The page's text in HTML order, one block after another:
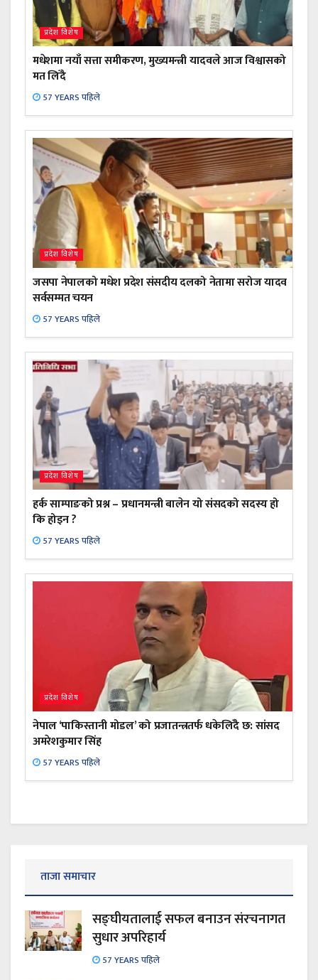
प्रदेश विशेष
मधेशमा नयाँ सत्ता समीकरण, मुख्यमन्त्री यादवले आज विश्वासको
मत लिँदै
57 YEARS पहिले
प्रदेश विशेष
जसपा नेपालको मधेश प्रदेश संसदीय दलको नेतामा सरोज यादव
सर्वसम्मत चयन
57 YEARS पहिले
प्रदेश विशेष
हर्क साम्पाङको प्रश्न – प्रधानमन्त्री बालेन यो संसदको सदस्य हो
कि होइन ?
57 YEARS पहिले
प्रदेश विशेष
नेपाल ‘पाकिस्तानी मोडल’ को प्रजातन्त्रतर्फ धकेलिँदै छ: सांसद
अमरेशकुमार सिंह
57 YEARS पहिले
ताजा समाचार
सङ्घीयतालाई सफल बनाउन संरचनागत
सुधार अपरिहार्य
57 YEARS पहिले